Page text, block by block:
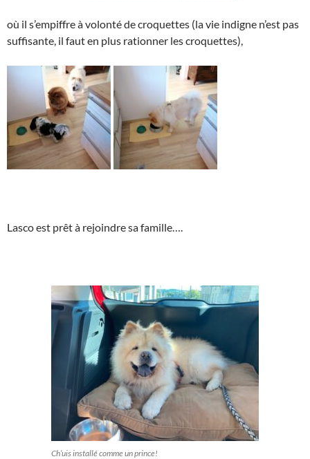
où il s’empiffre à volonté de croquettes (la vie indigne n’est pas
suffisante, il faut en plus rationner les croquettes),
Lasco est prêt à rejoindre sa famille….
Ch’uis installé comme un prince!